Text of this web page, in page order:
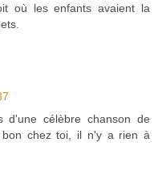
où les enfants avaient la
d'une célèbre chanson de
bon chez toi, il n'y a rien à